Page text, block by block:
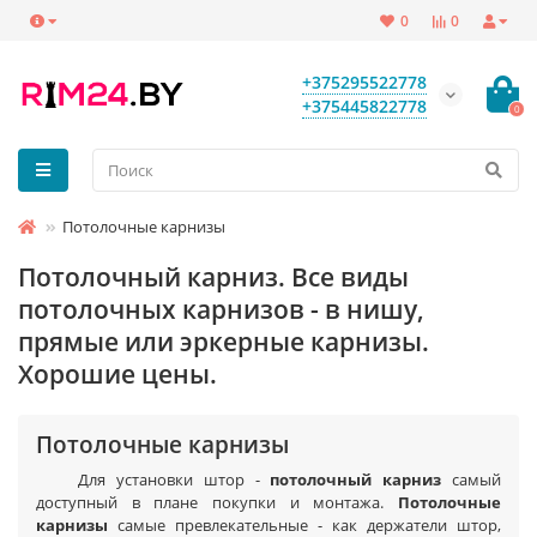
0
0
+375295522778
+375445822778
0
Потолочные карнизы
Потолочный карниз. Все виды
потолочных карнизов - в нишу,
прямые или эркерные карнизы.
Хорошие цены.
Потолочные карнизы
Для установки штор - потолочный карнизсамый
доступный в плане покупки и монтажа. Потолочные
карнизы самые превлекательные - как держатели штор,